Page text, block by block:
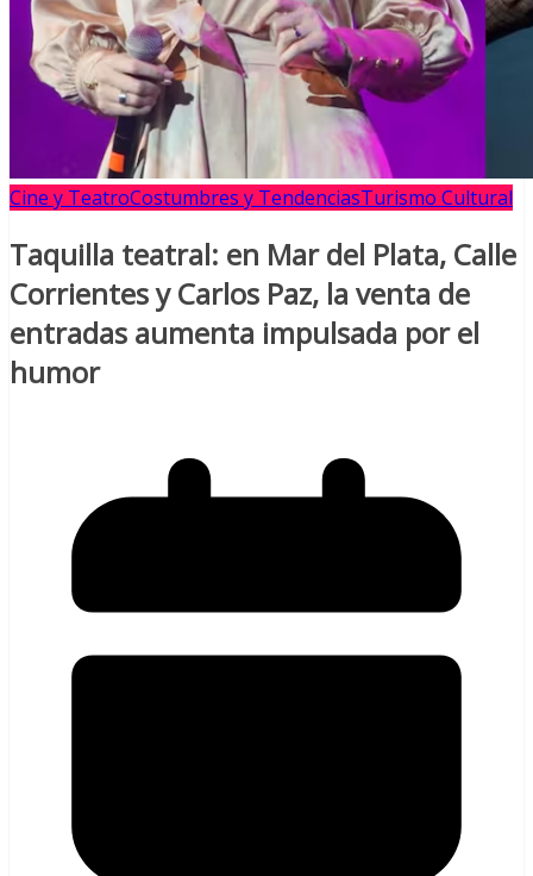
Cine y TeatroCostumbres y TendenciasTurismo Cultural
Taquilla teatral: en Mar del Plata, Calle
Corrientes y Carlos Paz, la venta de
entradas aumenta impulsada por el
humor